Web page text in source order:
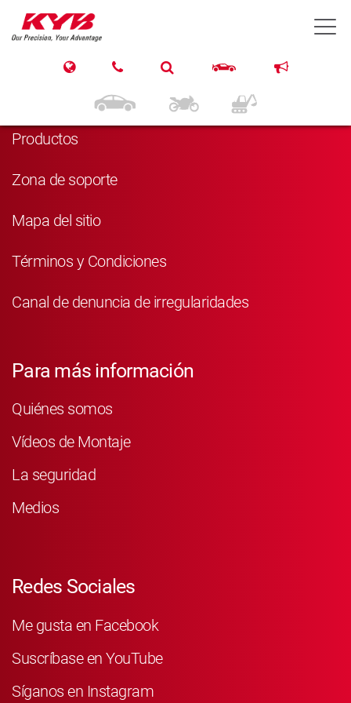
Navegación
Productos
Zona de soporte
Mapa del sitio
Términos y Condiciones
Canal de denuncia de irregularidades
Para más información
Quiénes somos
Vídeos de Montaje
La seguridad
Medios
Redes Sociales
Me gusta en Facebook
Suscríbase en YouTube
Síganos en Instagram